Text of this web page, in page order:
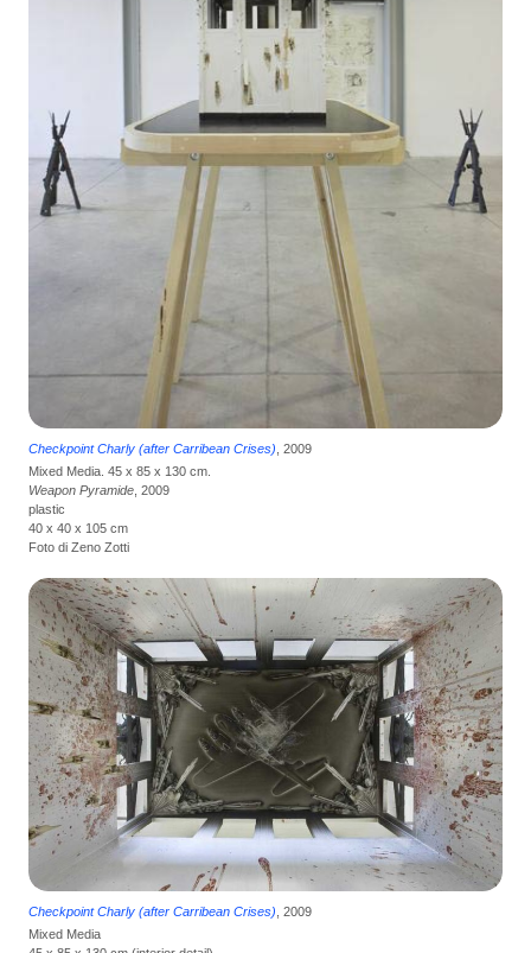
Checkpoint Charly (after Carribean Crises) , 2009
Mixed Media. 45 x 85 x 130 cm.
Weapon Pyramide , 2009
plastic
40 x 40 x 105 cm
Foto di Zeno Zotti
Checkpoint Charly (after Carribean Crises) , 2009
Mixed Media